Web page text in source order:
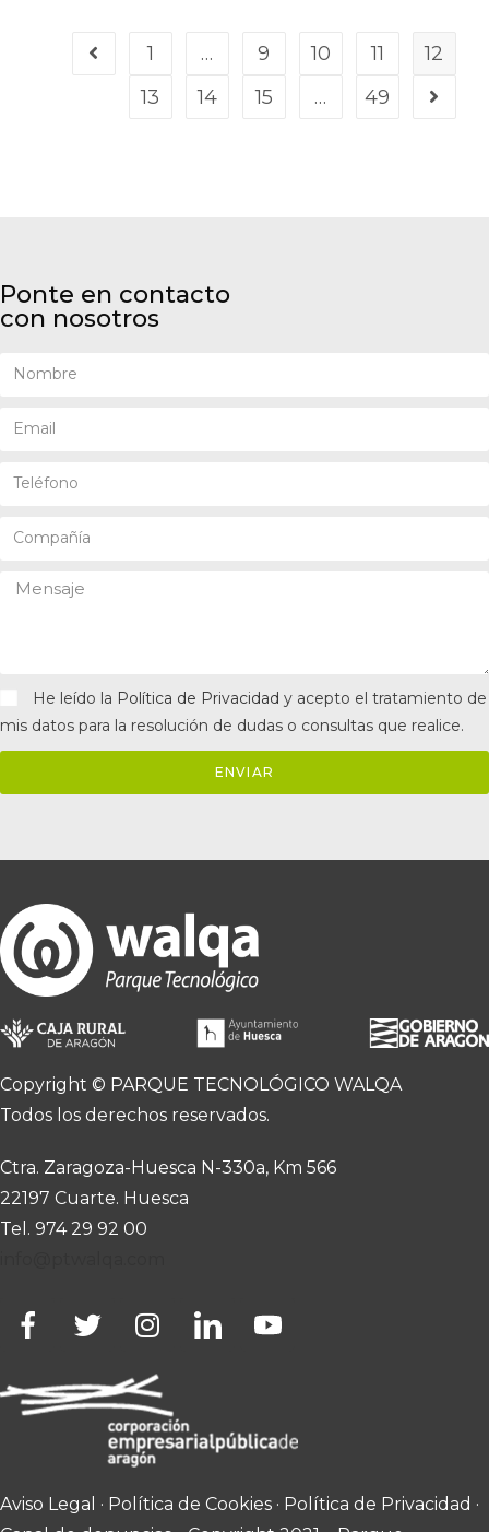
1 … 9 10 11
12
13
14 15 … 49
Ponte en contacto
con nosotros
He leído la Política de Privacidad y acepto el tratamiento de
mis datos para la resolución de dudas o consultas que realice.
ENVIAR
Copyright © PARQUE TECNOLÓGICO WALQA
Todos los derechos reservados.
Ctra. Zaragoza-Huesca N-330a, Km 566
22197 Cuarte. Huesca
Tel. 974 29 92 00
Aviso Legal · Política de Cookies · Política de Privacidad ·